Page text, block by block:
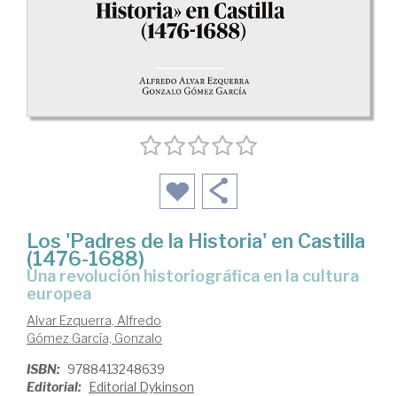
Los 'Padres de la Historia' en Castilla
(1476-1688)
Una revolución historiográfica en la cultura
europea
Alvar Ezquerra, Alfredo
Gómez García, Gonzalo
ISBN: 9788413248639
Editorial: Editorial Dykinson